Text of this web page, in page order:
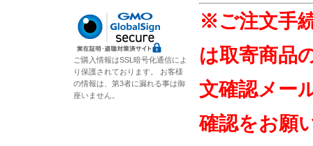
※ご注文手
は取寄商品
文確認メー
確認をお願
ご購入情報はSSL暗号化通信によ
り保護されております。 お客様
の情報は、第3者に漏れる事は御
座いません。